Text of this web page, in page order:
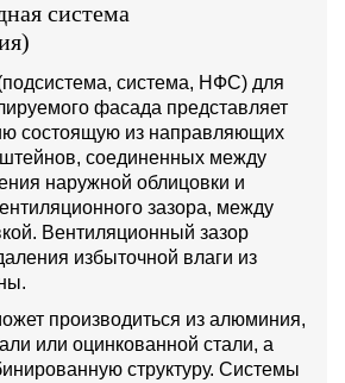
система
система, НФС) для
фасада представляет
состоящую из направляющих
соединенных между
наружной облицовки и
зазора, между
Вентиляционный зазор
избыточной влаги из
производиться из алюминия,
или оцинкованной стали, а
структуру. Системы